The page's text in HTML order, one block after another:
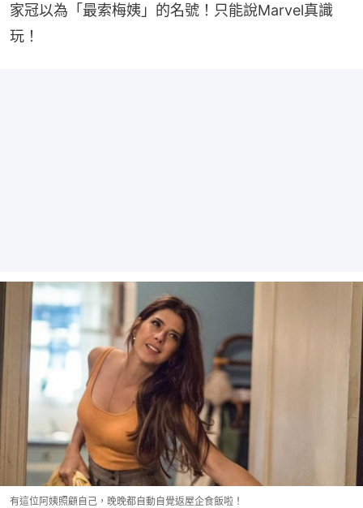
家冠以為「最索梅姨」的名號！只能說Marvel真識
玩！
有這位阿姨照顧自己，晚晚都自動自覺返屋企食飯啦！